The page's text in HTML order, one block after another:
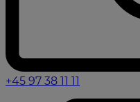
+45 97 38 11 11